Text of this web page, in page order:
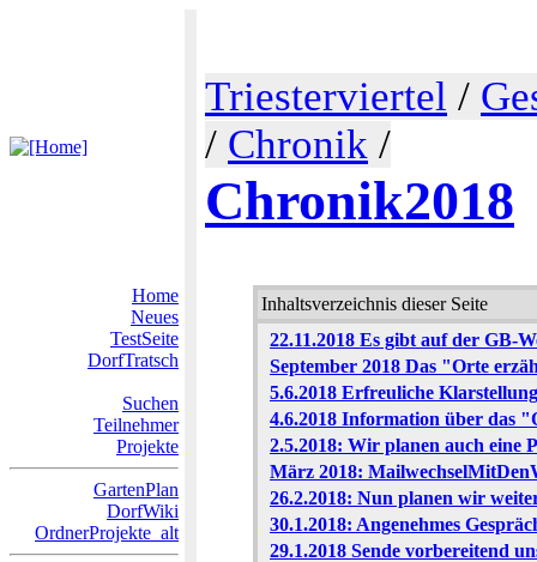
Triesterviertel /
/ Chronik /
Chronik2018
Home
Neues
TestSeite
DorfTratsch
Suchen
Teilnehmer
Projekte
GartenPlan
DorfWiki
OrdnerProjekte_alt
Inhaltsverzeichnis dieser Seite
22.11.2018 Es gibt auf der GB-
September 2018 Das "Orte
5.6.2018 Erfreuliche
4.6.2018 Information über das
2.5.2018: Wir planen auch eine
März 2018:
26.2.2018: Nun planen wir
30.1.2018: Angenehmes
29.1.2018 Sende vorbereitend